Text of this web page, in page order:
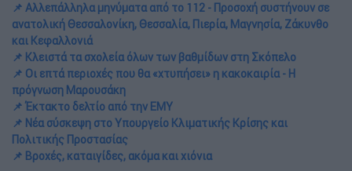
📌 Αλλεπάλληλα μηνύματα από το 112 - Προσοχή συστήνουν σε
ανατολική Θεσσαλονίκη, Θεσσαλία, Πιερία, Μαγνησία, Ζάκυνθο
και Κεφαλλονιά
📌 Κλειστά τα σχολεία όλων των βαθμίδων στη Σκόπελο
📌 Οι επτά περιοχές που θα «χτυπήσει» η κακοκαιρία - Η
πρόγνωση Μαρουσάκη
📌 Έκτακτο δελτίο από την ΕΜΥ
📌 Νέα σύσκεψη στο Υπουργείο Κλιματικής Κρίσης και
Πολιτικής Προστασίας
📌 Βροχές, καταιγίδες, ακόμα και χιόνια